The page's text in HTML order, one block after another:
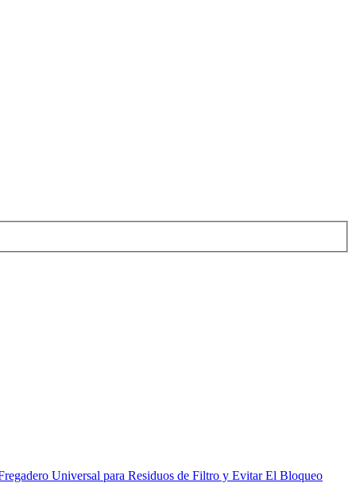
Universal para Residuos de Filtro y Evitar El Bloqueo